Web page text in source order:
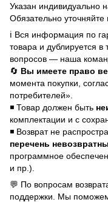
Указан индивидуально
Обязательно уточняйте
ℹ️ Вся информация по
товара и дублируется
вопросов — наша
🔄 Вы имеете право
момента покупки,
потребителей».
◾ Товар должен быть
комплектации и с
◾ Возврат не
перечень
программное
и пр.).
💬 По вопросам
поддержки. Мы